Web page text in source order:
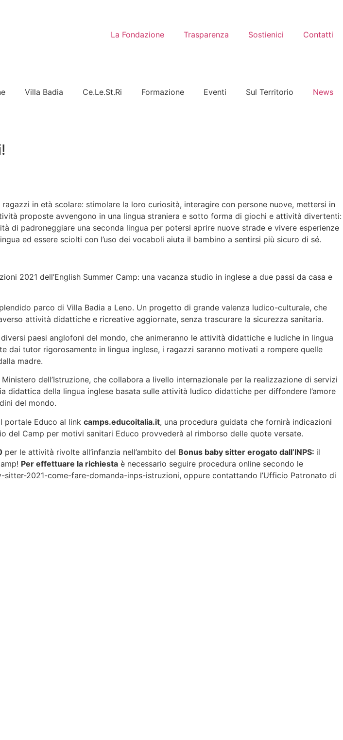
La Fondazione
Trasparenza Sostienici Contatti
Villa Badia Ce.Le.St.Ri Formazione Eventi Sul Territorio News
in età scolare: stimolare la loro curiosità, interagire con persone nuove, mettersi in
proposte avvengono in una lingua straniera e sotto forma di giochi e attività divertenti:
di padroneggiare una seconda lingua per potersi aprire nuove strade e vivere esperienze
ed essere sciolti con l’uso dei vocaboli aiuta il bambino a sentirsi più sicuro di sé.
2021 dell’English Summer Camp: una vacanza studio in inglese a due passi da casa e
parco di Villa Badia a Leno. Un progetto di grande valenza ludico-culturale, che
attività didattiche e ricreative aggiornate, senza trascurare la sicurezza sanitaria.
paesi anglofoni del mondo, che animeranno le attività didattiche e ludiche in lingua
tutor rigorosamente in lingua inglese, i ragazzi saranno motivati a rompere quelle
madre.
dell’Istruzione, che collabora a livello internazionale per la realizzazione di servizi
della lingua inglese basata sulle attività ludico didattiche per diffondere l’amore
del mondo.
portale Educo al link camps.educoitalia.it, una procedura guidata che fornirà indicazioni
del Camp per motivi sanitari Educo provvederà al rimborso delle quote versate.
per le attività rivolte all’infanzia nell’ambito del Bonus baby sitter erogato dall’INPS: il
Per effettuare la richiesta è necessario seguire procedura online secondo le
2021-come-fare-domanda-inps-istruzioni, oppure contattando l’Ufficio Patronato di